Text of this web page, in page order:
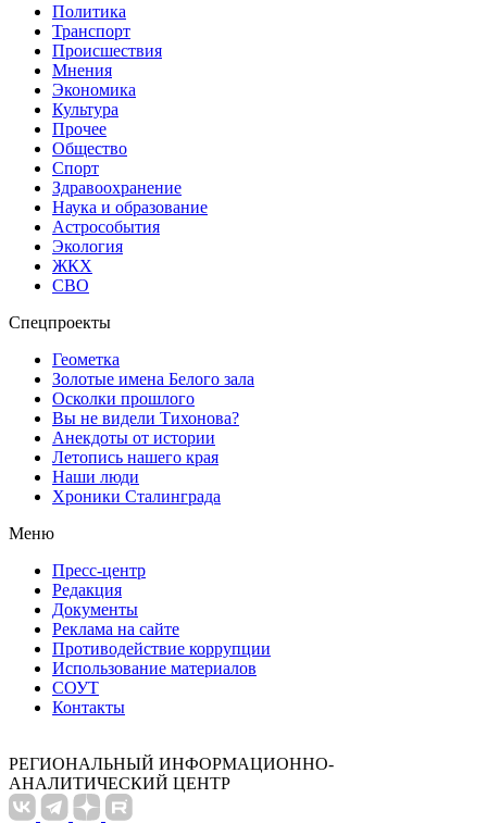
Политика
Транспорт
Происшествия
Мнения
Экономика
Культура
Прочее
Общество
Спорт
Здравоохранение
Наука и образование
Астрособытия
Экология
ЖКХ
СВО
Спецпроекты
Геометка
Золотые имена Белого зала
Осколки прошлого
Вы не видели Тихонова?
Анекдоты от истории
Летопись нашего края
Наши люди
Хроники Сталинграда
Меню
Пресс-центр
Редакция
Документы
Реклама на сайте
Противодействие коррупции
Использование материалов
СОУТ
Контакты
РЕГИОНАЛЬНЫЙ ИНФОРМАЦИОННО-
АНАЛИТИЧЕСКИЙ ЦЕНТР